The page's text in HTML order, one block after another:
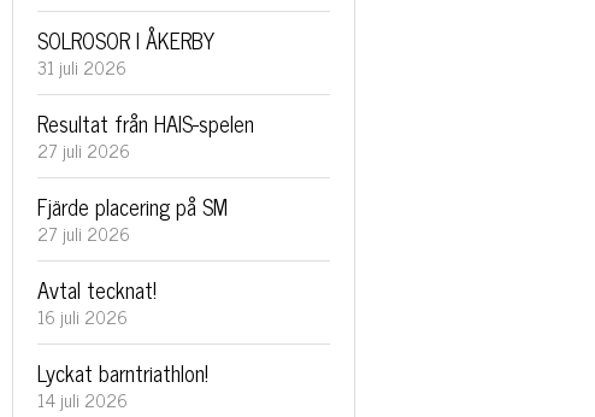
SOLROSOR I ÅKERBY
31 juli 2026
Resultat från HAIS-spelen
27 juli 2026
Fjärde placering på SM
27 juli 2026
Avtal tecknat!
16 juli 2026
Lyckat barntriathlon!
14 juli 2026